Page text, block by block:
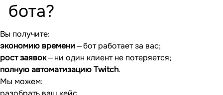
бота?
Вы получите:
экономию времени— бот работает за вас;
рост заявок— ни один клиент не потеряется;
полную автоматизацию Twitch.
Мы можем: